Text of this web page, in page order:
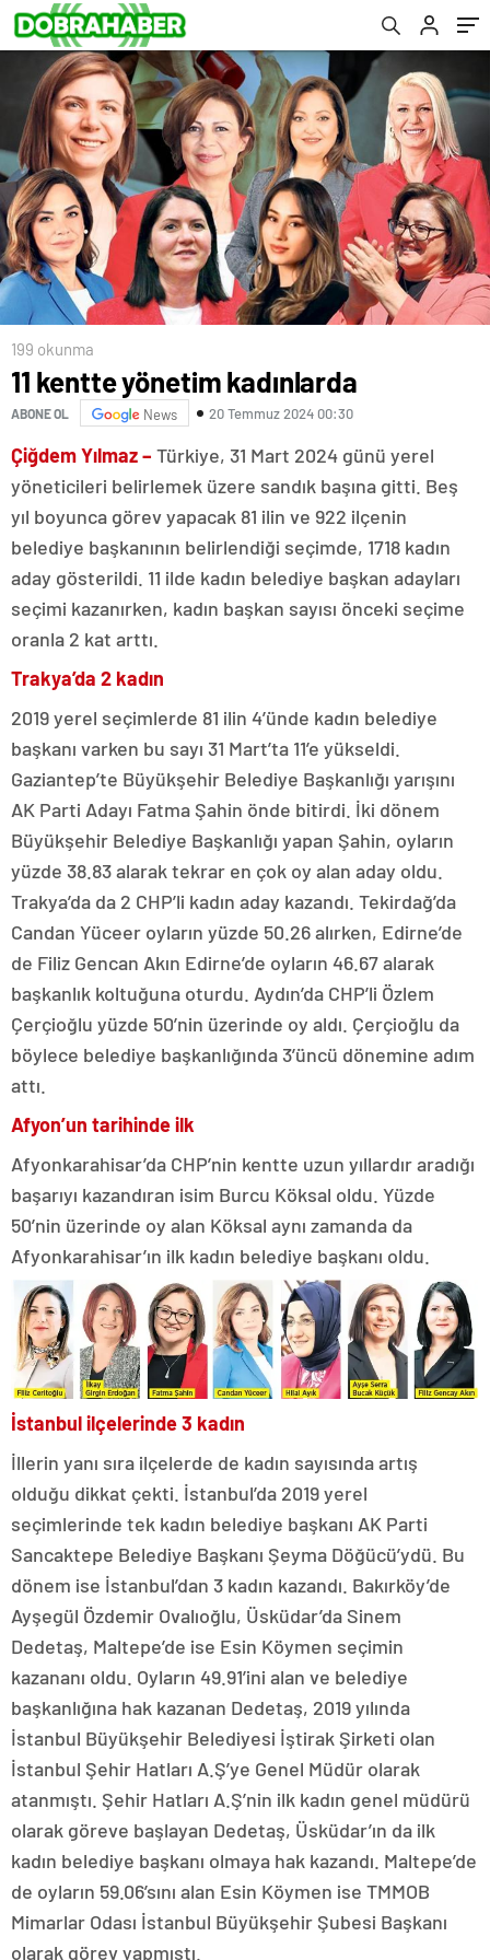
199 okunma
11 kentte yönetim kadınlarda
ABONE OL News 20 Temmuz 2024 00:30
Çiğdem Yılmaz – Türkiye, 31 Mart 2024 günü yerel
yöneticileri belirlemek üzere sandık başına gitti. Beş
yıl boyunca görev yapacak 81 ilin ve 922 ilçenin
belediye başkanının belirlendiği seçimde, 1718 kadın
aday gösterildi. 11 ilde kadın belediye başkan adayları
seçimi kazanırken, kadın başkan sayısı önceki seçime
oranla 2 kat arttı.
Trakya’da 2 kadın
2019 yerel seçimlerde 81 ilin 4’ünde kadın belediye
başkanı varken bu sayı 31 Mart’ta 11’e yükseldi.
Gaziantep’te Büyükşehir Belediye Başkanlığı yarışını
AK Parti Adayı Fatma Şahin önde bitirdi. İki dönem
Büyükşehir Belediye Başkanlığı yapan Şahin, oyların
yüzde 38.83 alarak tekrar en çok oy alan aday oldu.
Trakya’da da 2 CHP’li kadın aday kazandı. Tekirdağ’da
Candan Yüceer oyların yüzde 50.26 alırken, Edirne’de
de Filiz Gencan Akın Edirne’de oyların 46.67 alarak
başkanlık koltuğuna oturdu. Aydın’da CHP’li Özlem
Çerçioğlu yüzde 50’nin üzerinde oy aldı. Çerçioğlu da
böylece belediye başkanlığında 3’üncü dönemine adım
attı.
Afyon’un tarihinde ilk
Afyonkarahisar’da CHP’nin kentte uzun yıllardır aradığı
başarıyı kazandıran isim Burcu Köksal oldu. Yüzde
50’nin üzerinde oy alan Köksal aynı zamanda da
Afyonkarahisar’ın ilk kadın belediye başkanı oldu.
İstanbul ilçelerinde 3 kadın
İllerin yanı sıra ilçelerde de kadın sayısında artış
olduğu dikkat çekti. İstanbul’da 2019 yerel
seçimlerinde tek kadın belediye başkanı AK Parti
Sancaktepe Belediye Başkanı Şeyma Döğücü’ydü. Bu
dönem ise İstanbul’dan 3 kadın kazandı. Bakırköy’de
Ayşegül Özdemir Ovalıoğlu, Üsküdar’da Sinem
Dedetaş, Maltepe’de ise Esin Köymen seçimin
kazananı oldu. Oyların 49.91’ini alan ve belediye
başkanlığına hak kazanan Dedetaş, 2019 yılında
İstanbul Büyükşehir Belediyesi İştirak Şirketi olan
İstanbul Şehir Hatları A.Ş’ye Genel Müdür olarak
atanmıştı. Şehir Hatları A.Ş’nin ilk kadın genel müdürü
olarak göreve başlayan Dedetaş, Üsküdar’ın da ilk
kadın belediye başkanı olmaya hak kazandı. Maltepe’de
de oyların 59.06’sını alan Esin Köymen ise TMMOB
Mimarlar Odası İstanbul Büyükşehir Şubesi Başkanı
olarak görev yapmıştı.